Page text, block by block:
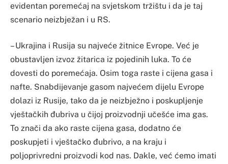
evidentan poremećaj na svjetskom tržištu i da je taj
scenario neizbježan i u RS.
– Ukrajina i Rusija su najveće žitnice Evrope. Već je
obustavljen izvoz žitarica iz pojedinih luka. To će
dovesti do poremećaja. Osim toga raste i cijena gasa i
nafte. Snabdijevanje gasom najvećem dijelu Evrope
dolazi iz Rusije, tako da je neizbježno i poskupljenje
vještačkih đubriva u čijoj proizvodnji učešće ima gas.
To znači da ako raste cijena gasa, dodatno će
poskupjeti i vještačko đubrivo, a na kraju i
poljoprivredni proizvodi kod nas. Dakle, već ćemo imati